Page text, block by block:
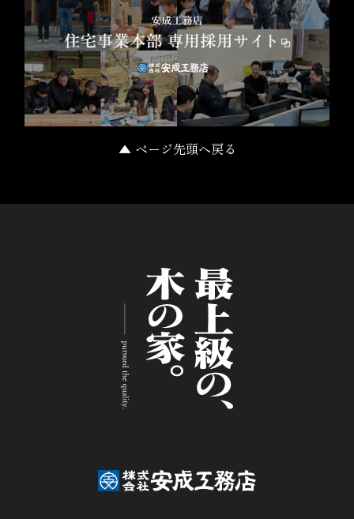
▲ ページ先頭へ戻る